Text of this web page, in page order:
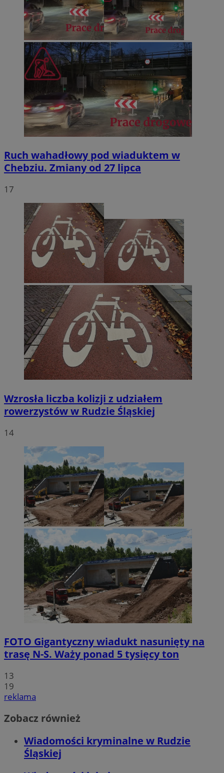
Ruch wahadłowy pod wiaduktem w
Chebziu. Zmiany od 27 lipca
17
Wzrosła liczba kolizji z udziałem
rowerzystów w Rudzie Śląskiej
14
FOTO Gigantyczny wiadukt nasunięty na
trasę N-S. Waży ponad 5 tysięcy ton
13
19
reklama
Zobacz również
Wiadomości kryminalne w Rudzie
Śląskiej